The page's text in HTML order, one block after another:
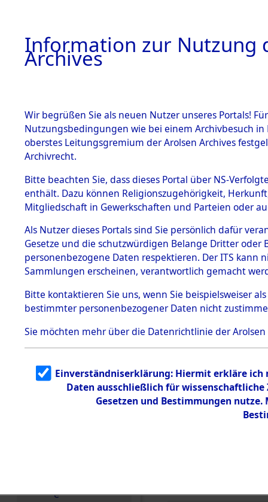
BESTÄNDE
1.
mente
5. Verschiedenes
5.3
Todesmärsche
5.3.1 Alliierte
Erhebungen
zu
Todesmärsch
en
5.3.2
g
5.3.3
Todesmärsch
e
Information zur Nutzung
Archives
Wir begrüßen Sie als neuen Nutzer unseres Portals!
Nutzungsbedingungen wie bei einem Archivbesuch
oberstes Leitungsgremium der Arolsen Archives
Archivrecht.
Bitte beachten Sie, dass dieses Portal über NS-
enthält. Dazu können Religionszugehörigkeit,
Mitgliedschaft in Gewerkschaften und Parteien oder
Als Nutzer dieses Portals sind Sie persönlich dafür
Gesetze und die schutzwürdigen Belange Dritter
personenbezogene Daten respektieren. Der ITS
Sammlungen erscheinen, verantwortlich gemacht
Bitte kontaktieren Sie uns, wenn Sie beispielsweiser
bestimmter personenbezogener Daten nicht
Sie möchten mehr über die Datenrichtlinie der Arolsen
Einverständniserklärung: Hiermit erkläre ich
Daten ausschließlich für
Gesetzen und Bestimmungen